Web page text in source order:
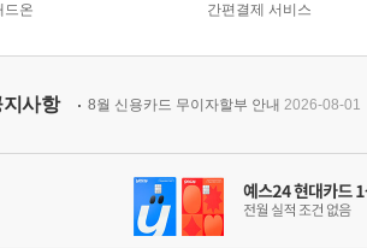
드온
간편결제 서비스
지사항 8월 신용카드 무이자할부 안내 2026-08-01